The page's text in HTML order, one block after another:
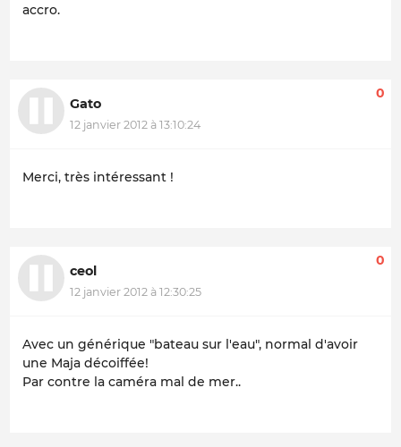
accro.
Gato
12 janvier 2012 à 13:10:24
0
Merci, très intéressant !
ceol
12 janvier 2012 à 12:30:25
0
Avec un générique "bateau sur l'eau", normal d'avoir
une Maja décoiffée!
Par contre la caméra mal de mer..